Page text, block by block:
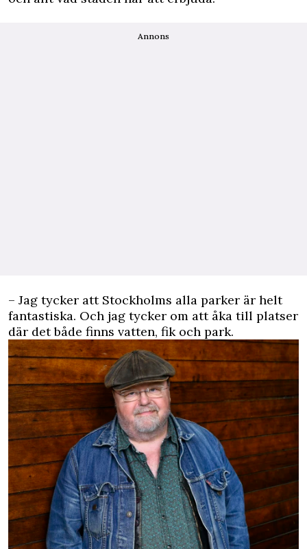
Annons
– Jag tycker att Stockholms alla parker är helt
fantastiska. Och jag tycker om att åka till platser
där det både finns vatten, fik och park.